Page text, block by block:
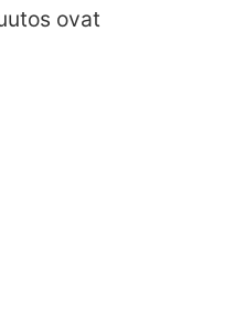
ovat